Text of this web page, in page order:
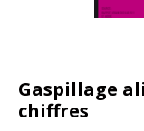
Gaspillage
chiffres